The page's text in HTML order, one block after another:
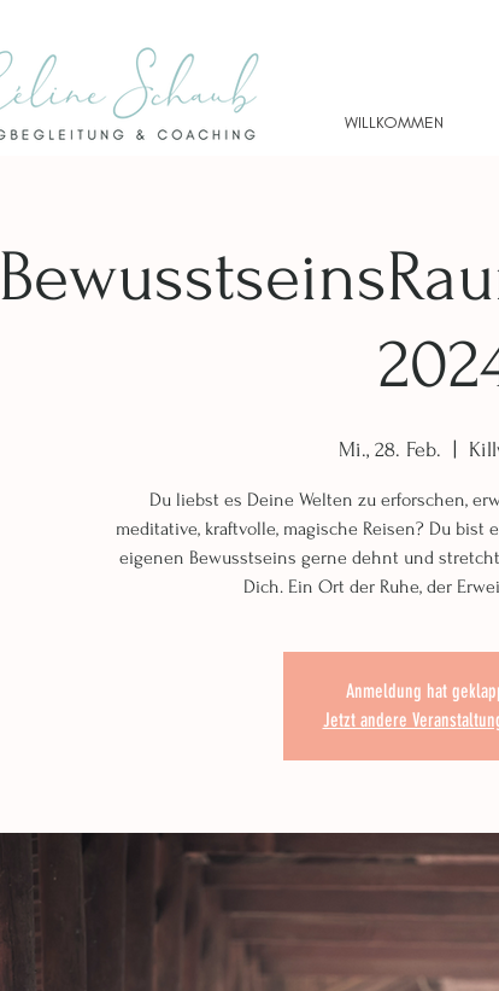
WILLKOMMEN
Mi., 28. Feb.
Du liebst es Deine Welten zu erforschen,
meditative, kraftvolle, magische Reisen? Du bist
eigenen Bewusstseins gerne dehnt und
Dich. Ein Ort der Ruhe, der
Anmeldung hat
Jetzt andere